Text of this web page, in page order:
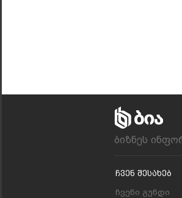
ბიზნეს
Ჩვენ Შესახებ
ჩვენი გუნდი